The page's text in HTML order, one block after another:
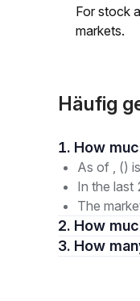
For stock
markets.
Häufig
As of , ()
In the last
The
2. How